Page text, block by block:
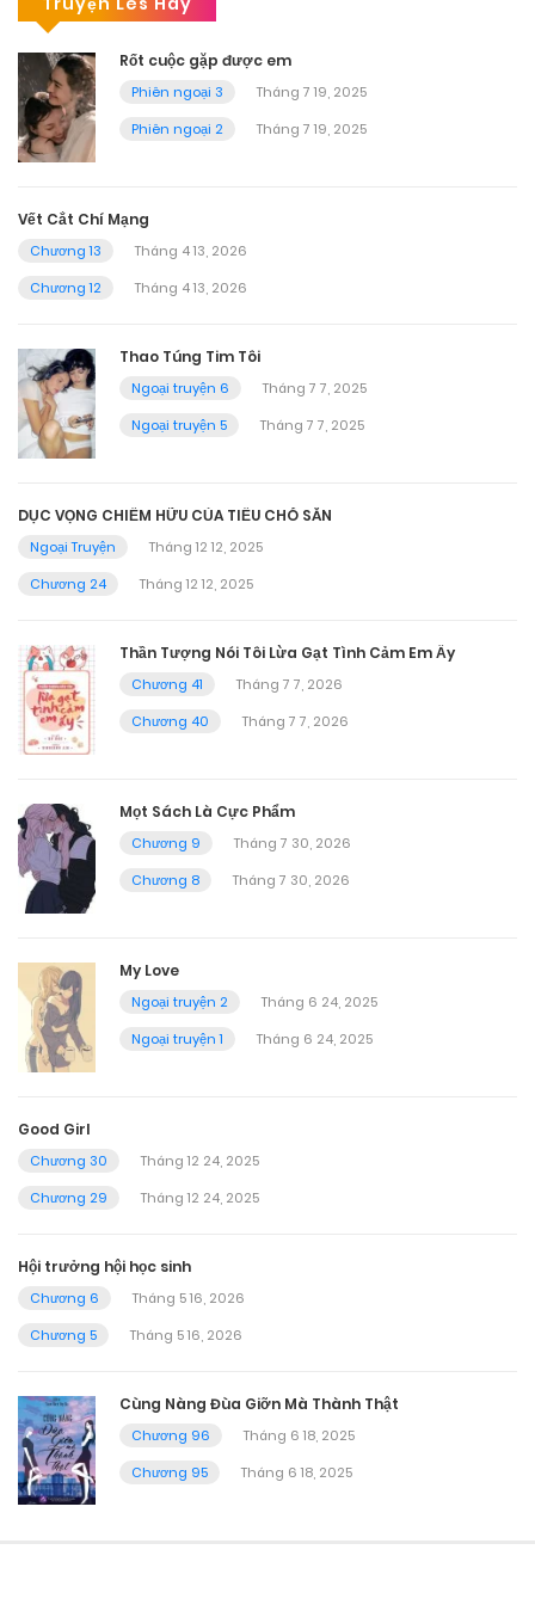
Rốt cuộc gặp được em
Phiên ngoại 3
Tháng 7 19, 2025
Phiên ngoại 2
Tháng 7 19, 2025
Vết Cắt Chí Mạng
Chương 13
Tháng 4 13, 2026
Chương 12
Tháng 4 13, 2026
Thao Túng Tim Tôi
Ngoại truyện 6
Tháng 7 7, 2025
Ngoại truyện 5
Tháng 7 7, 2025
DỤC VỌNG CHIẾM HỮU CỦA TIỂU CHÓ SĂN
Ngoại Truyện
Tháng 12 12, 2025
Chương 24
Tháng 12 12, 2025
Thần Tượng Nói Tôi Lừa Gạt Tình Cảm Em Ấy
Chương 41
Tháng 7 7, 2026
Chương 40
Tháng 7 7, 2026
Mọt Sách Là Cực Phẩm
Chương 9
Tháng 7 30, 2026
Chương 8
Tháng 7 30, 2026
My Love
Ngoại truyện 2
Tháng 6 24, 2025
Ngoại truyện 1
Tháng 6 24, 2025
Good Girl
Chương 30
Tháng 12 24, 2025
Chương 29
Tháng 12 24, 2025
Hội trưởng hội học sinh
Chương 6
Tháng 5 16, 2026
Chương 5
Tháng 5 16, 2026
Cùng Nàng Đùa Giỡn Mà Thành Thật
Chương 96
Tháng 6 18, 2025
Chương 95
Tháng 6 18, 2025